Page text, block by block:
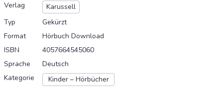
Verlag
Karussell
Typ
Gekürzt
Format
Hörbuch Download
ISBN
4057664545060
Sprache
Deutsch
Kategorie
Kinder – Hörbücher